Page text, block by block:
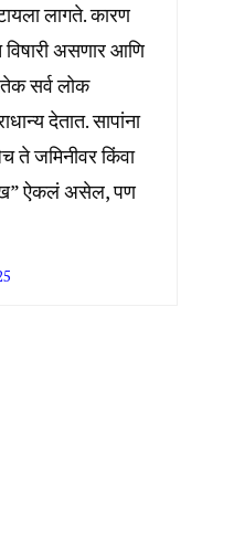
लागते. कारण
असणार आणि
सर्व लोक
देतात. सापांना
ते जमिनीवर किंवा
ऐकलं असेल, पण